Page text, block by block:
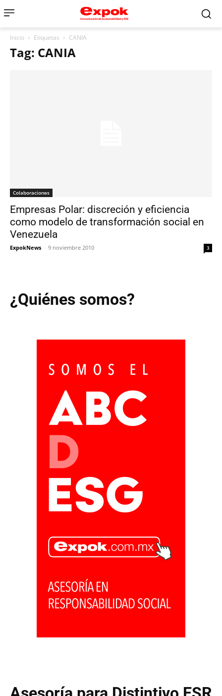
Inicio Etiquetas CANIA
Tag: CANIA
Colaboraciones
Empresas Polar: discreción y eficiencia
como modelo de transformación social en
Venezuela
ExpokNews - 9 noviembre 2010 3
¿Quiénes somos?